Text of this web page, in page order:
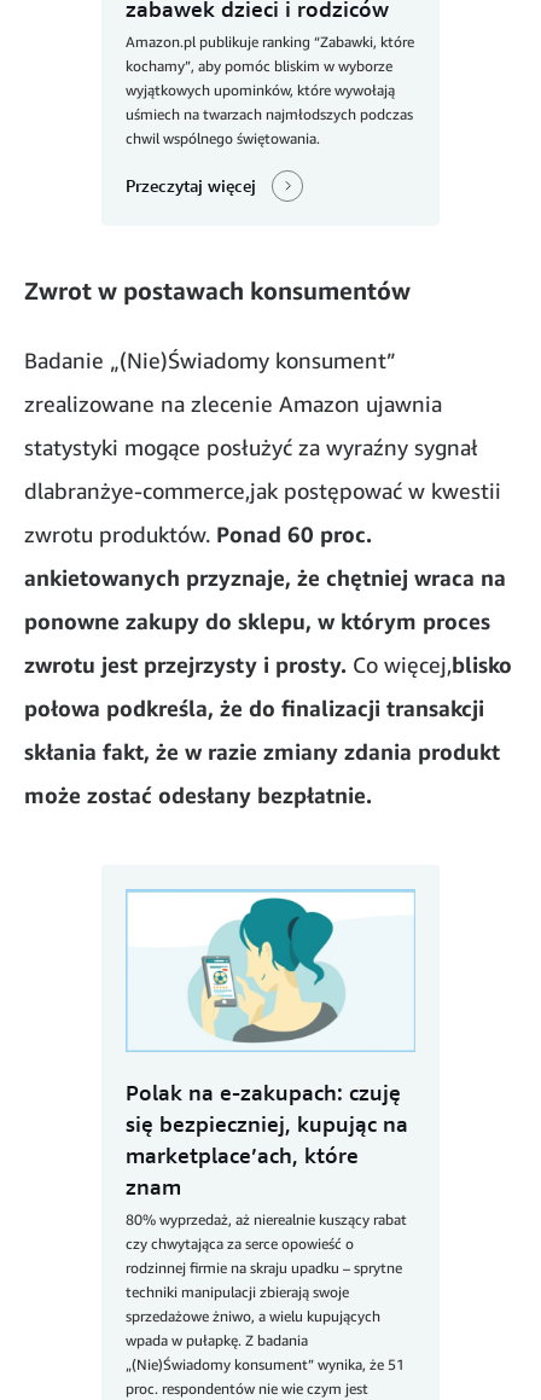
zabawek dzieci i rodziców
Amazon.pl publikuje ranking “Zabawki, które
kochamy”, aby pomóc bliskim w wyborze
wyjątkowych upominków, które wywołają
uśmiech na twarzach najmłodszych podczas
chwil wspólnego świętowania.
Przeczytaj więcej
Zwrot w postawach konsumentów
Badanie „(Nie)Świadomy konsument”
zrealizowane na zlecenie Amazon ujawnia
statystyki mogące posłużyć za wyraźny sygnał
dlabranżye-commerce,jak postępować w kwestii
zwrotu produktów. Ponad 60 proc.
ankietowanych przyznaje, że chętniej wraca na
ponowne zakupy do sklepu, w którym proces
zwrotu jest przejrzysty i prosty. Co więcej,blisko
połowa podkreśla, że do finalizacji transakcji
skłania fakt, że w razie zmiany zdania produkt
może zostać odesłany bezpłatnie.
Polak na e-zakupach: czuję
się bezpieczniej, kupując na
marketplace’ach, które
znam
80% wyprzedaż, aż nierealnie kuszący rabat
czy chwytająca za serce opowieść o
rodzinnej firmie na skraju upadku – sprytne
techniki manipulacji zbierają swoje
sprzedażowe żniwo, a wielu kupujących
wpada w pułapkę. Z badania
„(Nie)Świadomy konsument” wynika, że 51
proc. respondentów nie wie czym jest